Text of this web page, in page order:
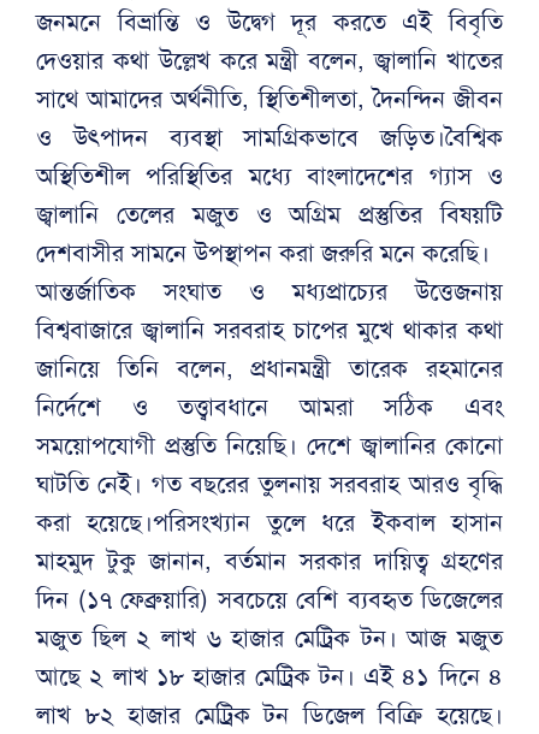
জনমনে বিভ্রান্তি ও উদ্বেগ দূর করতে এই বিবৃতি
দেওয়ার কথা উল্লেখ করে মন্ত্রী বলেন, জ্বালানি খাতের
সাথে আমাদের অর্থনীতি, স্থিতিশীলতা, দৈনন্দিন জীবন
ও উৎপাদন ব্যবস্থা সামগ্রিকভাবে জড়িত।বৈশ্বিক
অস্থিতিশীল পরিস্থিতির মধ্যে বাংলাদেশের গ্যাস ও
জ্বালানি তেলের মজুত ও অগ্রিম প্রস্তুতির বিষয়টি
দেশবাসীর সামনে উপস্থাপন করা জরুরি মনে করেছি।
আন্তর্জাতিক সংঘাত ও মধ্যপ্রাচ্যের উত্তেজনায়
বিশ্ববাজারে জ্বালানি সরবরাহ চাপের মুখে থাকার কথা
জানিয়ে তিনি বলেন, প্রধানমন্ত্রী তারেক রহমানের
নির্দেশে ও তত্ত্বাবধানে আমরা সঠিক এবং
সময়োপযোগী প্রস্তুতি নিয়েছি। দেশে জ্বালানির কোনো
ঘাটতি নেই। গত বছরের তুলনায় সরবরাহ আরও বৃদ্ধি
করা হয়েছে।পরিসংখ্যান তুলে ধরে ইকবাল হাসান
মাহমুদ টুকু জানান, বর্তমান সরকার দায়িত্ব গ্রহণের
দিন (১৭ ফেব্রুয়ারি) সবচেয়ে বেশি ব্যবহৃত ডিজেলের
মজুত ছিল ২ লাখ ৬ হাজার মেট্রিক টন। আজ মজুত
আছে ২ লাখ ১৮ হাজার মেট্রিক টন। এই ৪১ দিনে ৪
লাখ ৮২ হাজার মেট্রিক টন ডিজেল বিক্রি হয়েছে।